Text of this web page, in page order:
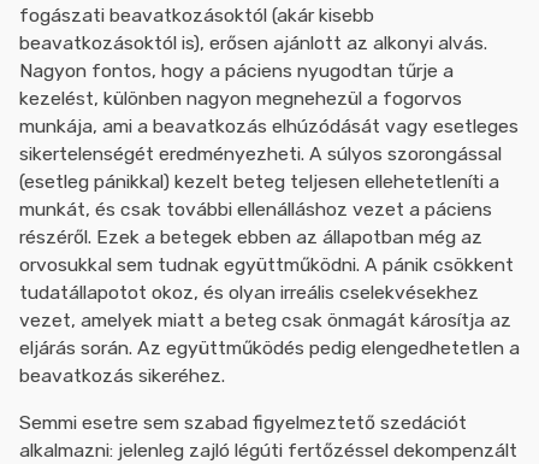
fogászati beavatkozásoktól (akár kisebb
beavatkozásoktól is), erősen ajánlott az alkonyi alvás.
Nagyon fontos, hogy a páciens nyugodtan tűrje a
kezelést, különben nagyon megnehezül a fogorvos
munkája, ami a beavatkozás elhúzódását vagy esetleges
sikertelenségét eredményezheti. A súlyos szorongással
(esetleg pánikkal) kezelt beteg teljesen ellehetetleníti a
munkát, és csak további ellenálláshoz vezet a páciens
részéről. Ezek a betegek ebben az állapotban még az
orvosukkal sem tudnak együttműködni. A pánik csökkent
tudatállapotot okoz, és olyan irreális cselekvésekhez
vezet, amelyek miatt a beteg csak önmagát károsítja az
eljárás során. Az együttműködés pedig elengedhetetlen a
beavatkozás sikeréhez.
Semmi esetre sem szabad figyelmeztető szedációt
alkalmazni: jelenleg zajló légúti fertőzéssel dekompenzált